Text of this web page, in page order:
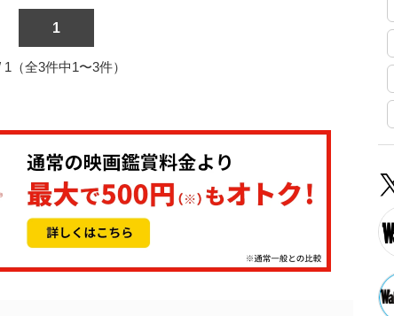
1
1（全3件中1〜3件）